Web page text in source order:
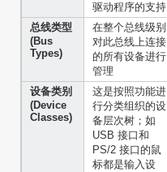
驱动程序的支持
总线类型
(Bus
Types)
在整个总线级别
对此总线上连接
的所有设备进行
管理
设备类别
(Device
Classes)
这是按照功能进
行分类组织的设
备层次树；如
USB 接口和
PS/2 接口的鼠
标都是输入设